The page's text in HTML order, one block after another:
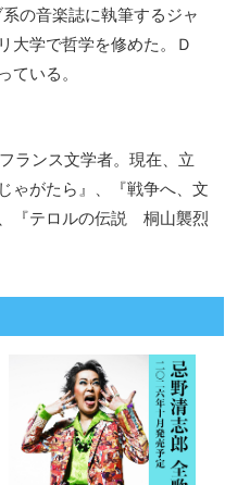
の音楽誌に執筆するジャ
大学で哲学を修めた。Ｄ
ている。
ランス文学者。現在、立
ゃがたら』、『戦争へ、文
『テロルの伝説 桐山襲烈